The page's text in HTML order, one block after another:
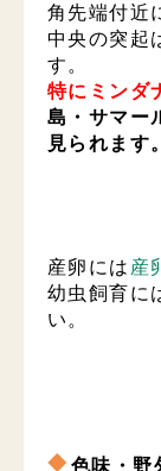
角先端付近
中央の突起
す。
特にミンダ
島・サマー
見られます。
産卵には 産
幼虫飼育に
い。
色味・野